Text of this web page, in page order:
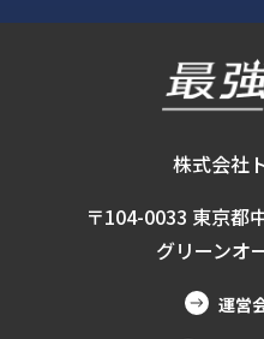
株式会社
〒104-0033 東京都
グリーンオ
運営